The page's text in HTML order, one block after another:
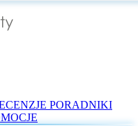
PORADNIKI